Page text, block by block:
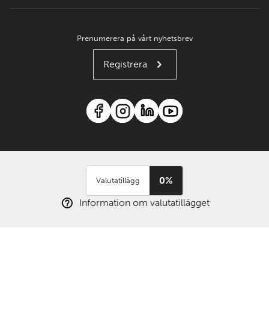
Prenumerera på vårt nyhetsbrev
Registrera
Valutatillägg
0%
Information om valutatillägget